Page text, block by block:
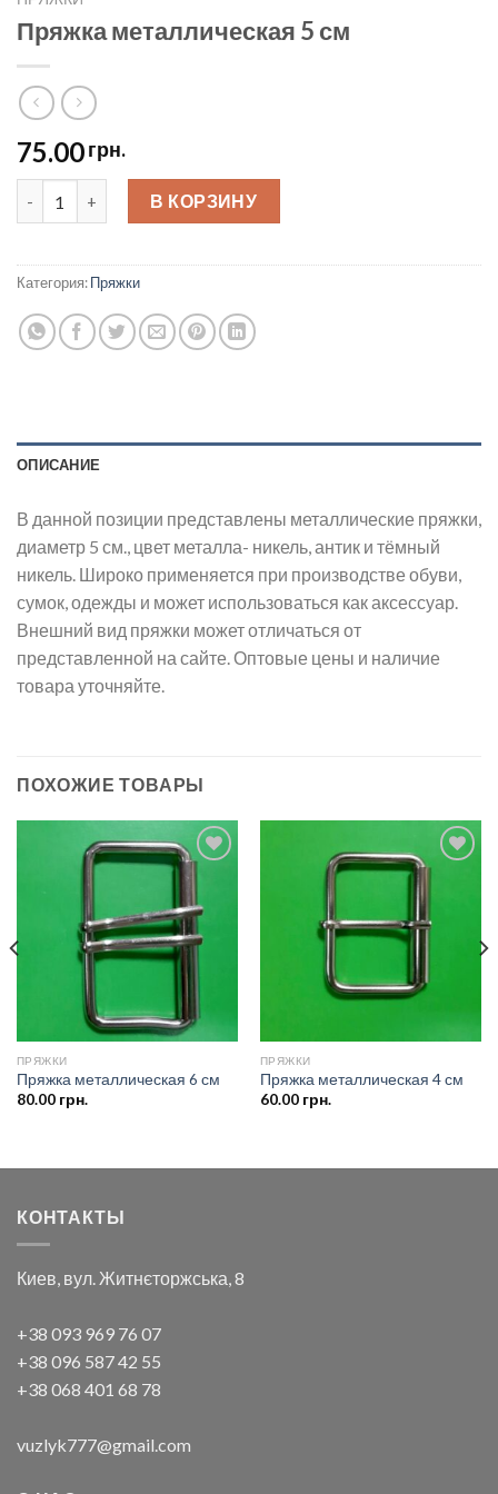
Пряжка металлическая 5 см
75.00грн.
Пряжка металлическая 5 см quantity
В КОРЗИНУ
Категория:Пряжки
ОПИСАНИЕ
В данной позиции представлены металлические пряжки,
диаметр 5 см., цвет металла- никель, антик и тёмный
никель. Широко применяется при производстве обуви,
сумок, одежды и может использоваться как аксессуар.
Внешний вид пряжки может отличаться от
представленной на сайте. Оптовые цены и наличие
товара уточняйте.
ПОХОЖИЕ ТОВАРЫ
Добавить
желаний
ПРЯЖКИ
Пряжка металлическая 6 см
80.00грн.
Добавить
в список
желаний
ПРЯЖКИ
Пряжка металлическая 4 см
60.00грн.
КОНТАКТЫ
Киев, вул. Житнєторжська, 8
+38 093 969 76 07
+38 096 587 42 55
+38 068 401 68 78
vuzlyk777@gmail.com